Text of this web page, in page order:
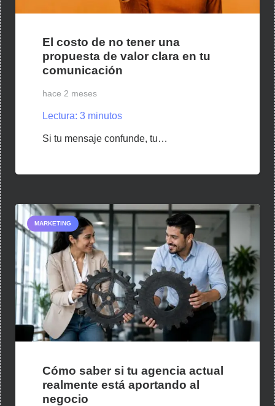
El costo de no tener una
propuesta de valor clara en tu
comunicación
hace 2 meses
Lectura: 3 minutos
Si tu mensaje confunde, tu…
MARKETING
Cómo saber si tu agencia actual
realmente está aportando al
negocio